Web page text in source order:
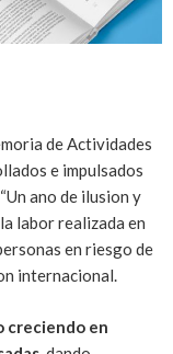
de Actividades
e impulsados
ano de ilusion y
labor realizada en
en riesgo de
internacional.
creciendo en